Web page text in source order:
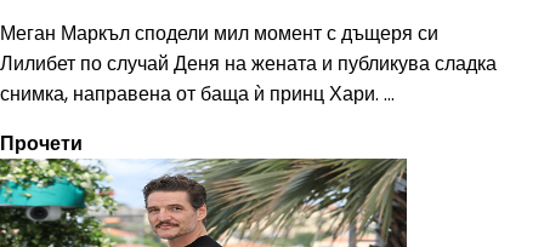
Меган Маркъл сподели мил момент с дъщеря си
Лилибет по случай Деня на жената и публикува сладка
снимка, направена от баща ѝ принц Хари. ...
Прочети